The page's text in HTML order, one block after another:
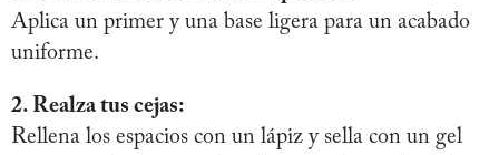
Aplica un primer y una base ligera para un acabado
uniforme.
2. Realza tus cejas:
Rellena los espacios con un lápiz y sella con un gel